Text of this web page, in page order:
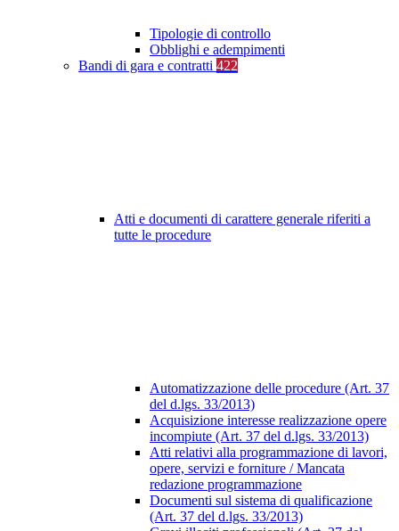
Tipologie di controllo
Obblighi e adempimenti
Bandi di gara e contratti 422
Atti e documenti di carattere generale riferiti a
tutte le procedure
Automatizzazione delle procedure (Art. 37
del d.lgs. 33/2013)
Acquisizione interesse realizzazione opere
incompiute (Art. 37 del d.lgs. 33/2013)
Atti relativi alla programmazione di lavori,
opere, servizi e forniture / Mancata
redazione programmazione
Documenti sul sistema di qualificazione
(Art. 37 del d.lgs. 33/2013)